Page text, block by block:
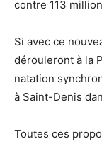
contre 113
Si avec ce
dérouleront à la
natation
à Saint-Denis
Toutes ces